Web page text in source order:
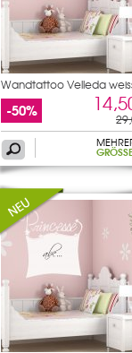
Wandtattoo Velleda
-50%